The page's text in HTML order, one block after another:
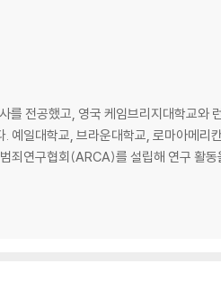
fashion.
number of objects that they
that they might encounter in the
intimidating and foreign. This
barriers and invites readers of all
를 전공했고, 영국 케임브리지대학교와
예일대학교, 브라운대학교, 로마아메리